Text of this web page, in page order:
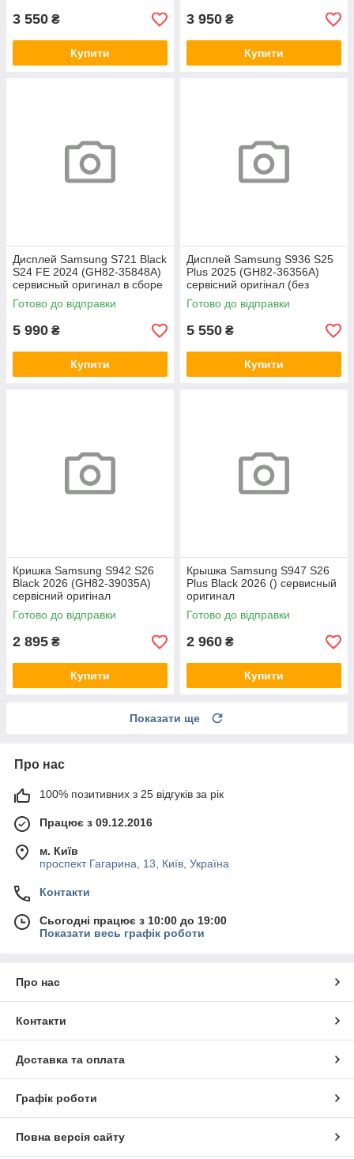
3 550 ₴
Купити
3 950 ₴
Купити
Дисплей Samsung S721 Black
S24 FE 2024 (GH82-35848A)
сервисный оригинал в сборе
с рамкой
Готово до відправки
5 990 ₴
Купити
Дисплей Samsung S936 S25
Plus 2025 (GH82-36356A)
сервісний оригінал (без
рамки)
Готово до відправки
5 550 ₴
Купити
Кришка Samsung S942 S26
Black 2026 (GH82-39035A)
сервісний оригінал
Готово до відправки
2 895 ₴
Купити
Крышка Samsung S947 S26
Plus Black 2026 () сервисный
оригинал
Готово до відправки
2 960 ₴
Купити
Показати ще
Про нас
100% позитивних з 25 відгуків за рік
Працює з 09.12.2016
м. Київ
проспект Гагарина, 13, Київ, Україна
Контакти
Сьогодні працює з 10:00 до 19:00
Показати весь графік роботи
Про нас
Контакти
Доставка та оплата
Графік роботи
Повна версія сайту